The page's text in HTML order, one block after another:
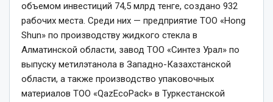
объемом инвестиций 74,5 млрд тенге, создано 932
рабочих места. Среди них — предприятие ТОО «Hong
Shun» по производству жидкого стекла в
Алматинской области, завод ТОО «Синтез Урал» по
выпуску метилэтанола в Западно-Казахстанской
области, а также производство упаковочных
материалов ТОО «QazEcoPack» в Туркестанской